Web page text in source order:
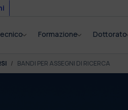
Formazione Dottorato
BANDI PER ASSEGNI DI RICERCA